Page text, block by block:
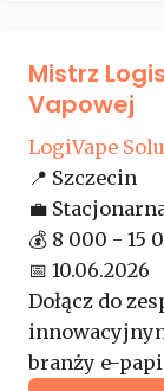
Mistrz
Vapowej
LogiVape
📍 Szczecin
💼
💰 8 000 - 15
📅 10.06.2026
Dołącz do
branży e-